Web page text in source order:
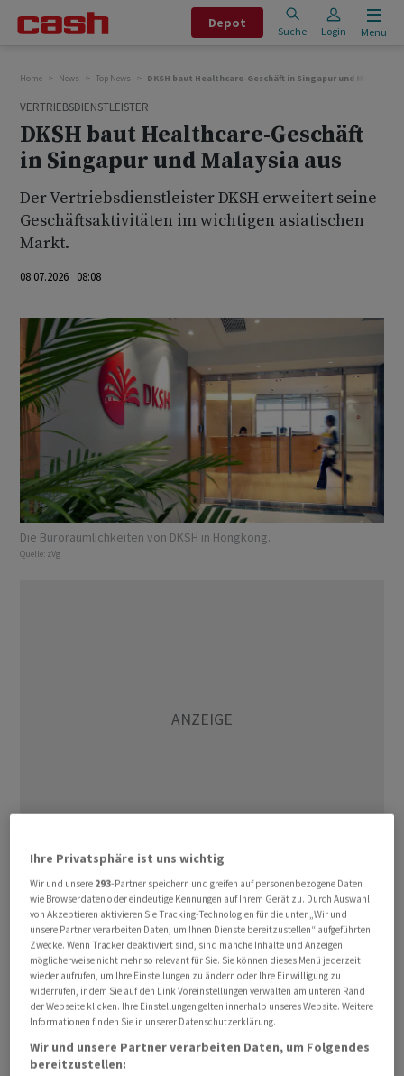
Depot
Suche Login Menu
Home News Top News DKSH baut Healthcare-Geschäft in Singapur und Malaysia
VERTRIEBSDIENSTLEISTER
DKSH baut Healthcare-Geschäft
in Singapur und Malaysia aus
Der Vertriebsdienstleister DKSH erweitert seine
Geschäftsaktivitäten im wichtigen asiatischen
Markt.
08.07.2026 08:08
Die Büroräumlichkeiten von DKSH in Hongkong.
Quelle: zVg
DKSHbaut in Singapur wie in Malaysia sein Healthcare-
Geschäft aus. In Singapur sei das Portfolio im Bereich
Augenheilkunde um Grüner-Star-Behandlungen
(Glaukom) erweitert worden, teilte der
Marktexpansionsdienstleister am Mittwoch mit. In
Malaysia geht es derweil um den Vertrieb halal-
konformer chinesischer Medizin.
In Malaysia habe
Ihre Privatsphäre ist uns wichtig
Wir und unsere 293-Partner speichern und greifen auf personenbezogene Daten
wie Browserdaten oder eindeutige Kennungen auf Ihrem Gerät zu. Durch Auswahl
von Akzeptieren aktivieren Sie Tracking-Technologien für die unter „Wir und
unsere Partner verarbeiten Daten, um Ihnen Dienste bereitzustellen“ aufgeführten
Zwecke. Wenn Tracker deaktiviert sind, sind manche Inhalte und Anzeigen
möglicherweise nicht mehr so relevant für Sie. Sie können dieses Menü jederzeit
wieder aufrufen, um Ihre Einstellungen zu ändern oder Ihre Einwilligung zu
widerrufen, indem Sie auf den Link Voreinstellungen verwalten am unteren Rand
der Webseite klicken. Ihre Einstellungen gelten innerhalb unseres Website. Weitere
Informationen finden Sie in unserer Datenschutzerklärung.
Wir und unsere Partner verarbeiten Daten, um Folgendes
bereitzustellen: